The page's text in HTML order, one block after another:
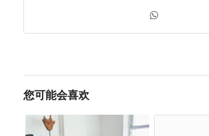
您可能会喜欢